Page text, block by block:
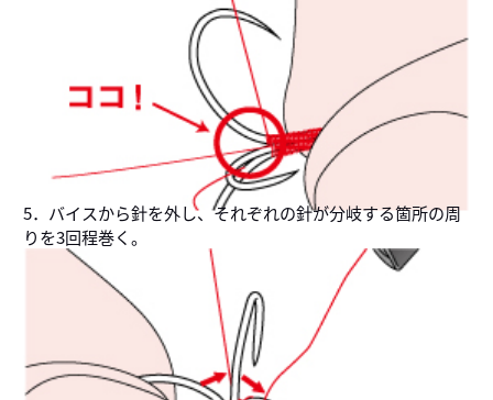
5．バイスから針を外し、それぞれの針が分岐する箇所の周
りを3回程巻く。